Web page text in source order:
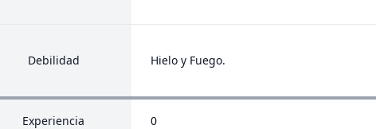
Debilidad Hielo y Fuego.
Experiencia 0